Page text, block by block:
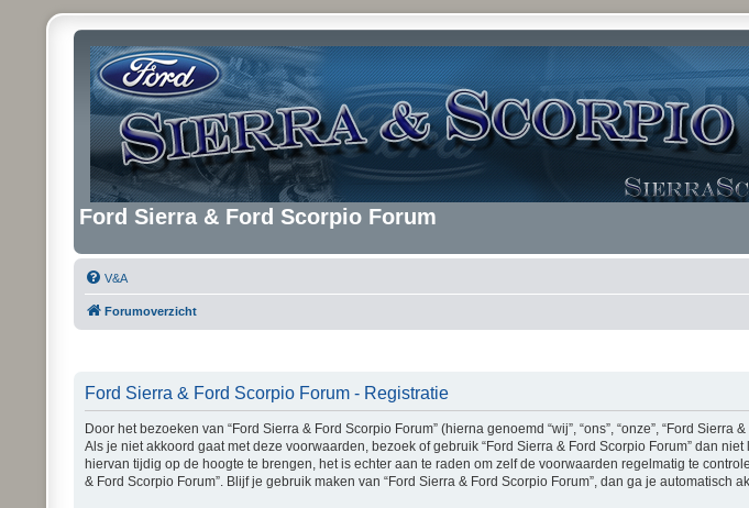
Ford Sierra & Ford Scorpio Forum
V&A
Forumoverzicht
Ford Sierra & Ford Scorpio Forum - Registratie
Door het bezoeken van “Ford Sierra & Ford Scorpio Forum” (hierna genoemd “wij”, “ons”, “onze”, “Ford
Als je niet akkoord gaat met deze voorwaarden, bezoek of gebruik “Ford Sierra & Ford Scorpio Forum” dan
hiervan tijdig op de hoogte te brengen, het is echter aan te raden om zelf de voorwaarden regelmatig te
& Ford Scorpio Forum”. Blijf je gebruik maken van “Ford Sierra & Ford Scorpio Forum”, dan ga je automatisch